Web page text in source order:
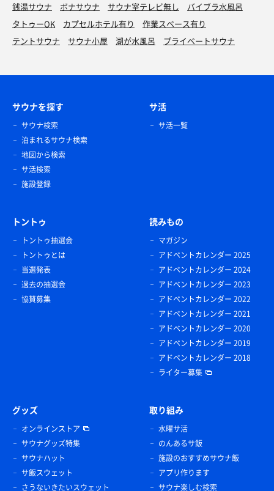
銭湯サウナ
ボナサウナ サウナ室テレビ無し
バイブラ水風呂
タトゥーOK
カプセルホテル有り
作業スペース有り
テントサウナ
サウナ小屋 湖が水風呂 プライベートサウナ
サウナを探す
サウナ検索
泊まれるサウナ検索
地図から検索
サ活検索
施設登録
サ活
サ活一覧
トントゥ
トントゥ抽選会
トントゥとは
当選発表
過去の抽選会
協賛募集
読みもの
マガジン
アドベントカレンダー 2025
アドベントカレンダー 2024
アドベントカレンダー 2023
アドベントカレンダー 2022
アドベントカレンダー 2021
アドベントカレンダー 2020
アドベントカレンダー 2019
アドベントカレンダー 2018
ライター募集
グッズ
オンラインストア
サウナグッズ特集
サウナハット
サ飯スウェット
さうないきたいスウェット
取り組み
水曜サ活
のんあるサ飯
施設のおすすめサウナ飯
アプリ作ります
サウナ楽しむ検索